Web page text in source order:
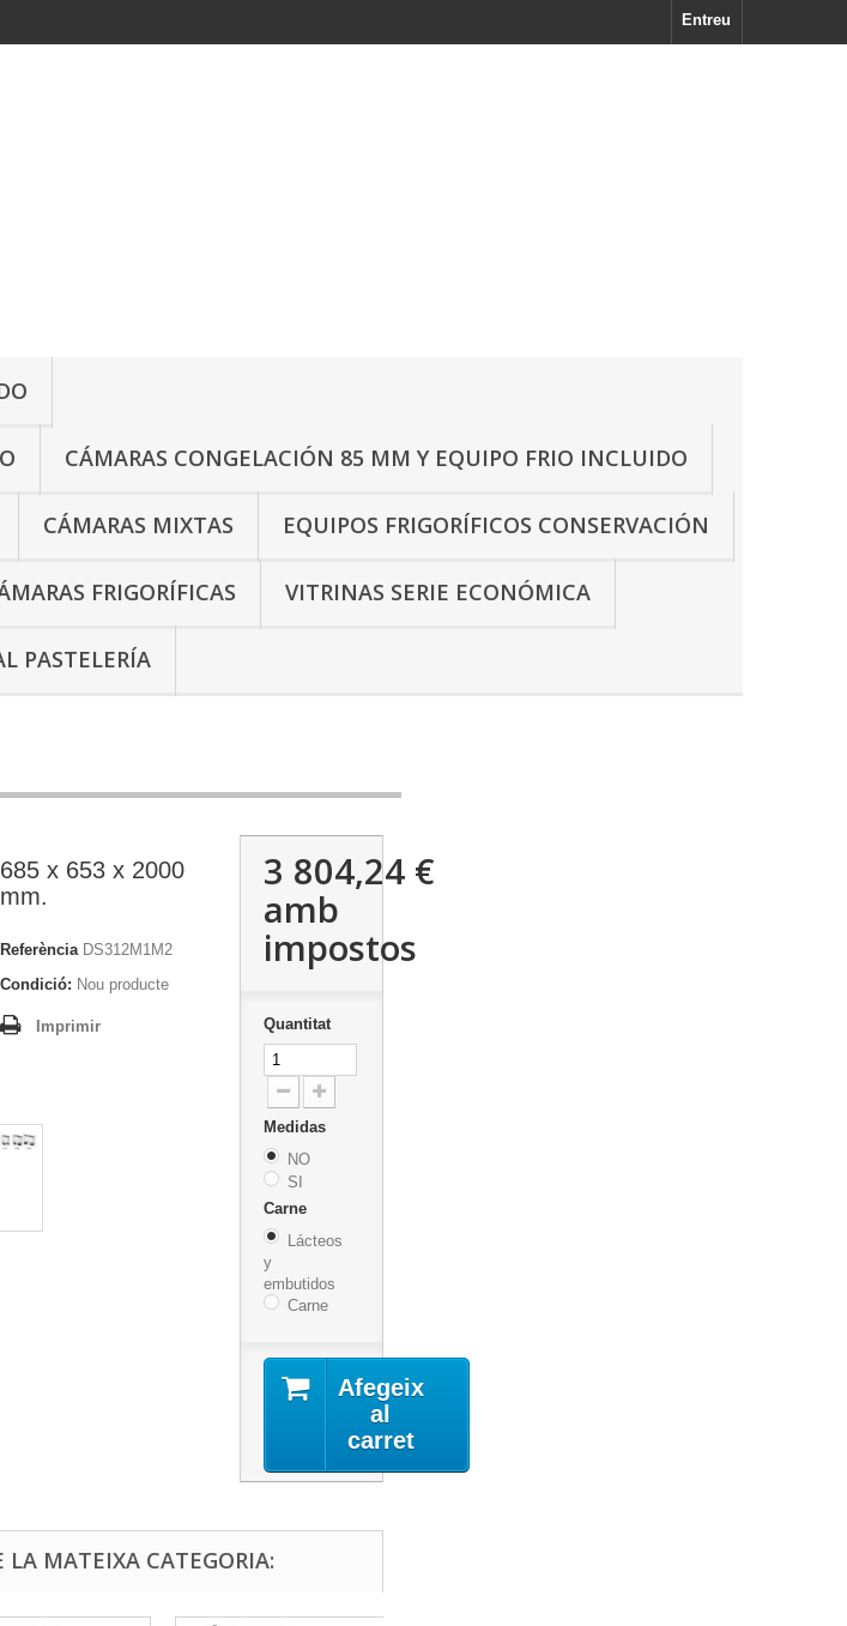
Entreu
CÁMARAS CONGELACIÓN 85 MM Y EQUIPO FRIO INCLUIDO
CÁMARAS MIXTAS EQUIPOS FRIGORÍFICOS CONSERVACIÓN
FRIGORÍFICAS VITRINAS SERIE ECONÓMICA
PASTELERÍA
685 x 653 x 2000
mm.
Referència DS312M1M2
Condició: Nou producte
Imprimir
3 804,24 €
amb
impostos
Quantitat
Medidas
NO
SI
Carne
Lácteos
y
embutidos
Carne
Afegeix
al
carret
LA MATEIXA CATEGORIA: